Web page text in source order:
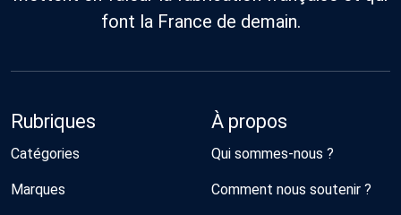
font la France de demain.
Rubriques
Catégories
Marques
À propos
Qui sommes-nous ?
Comment nous soutenir ?